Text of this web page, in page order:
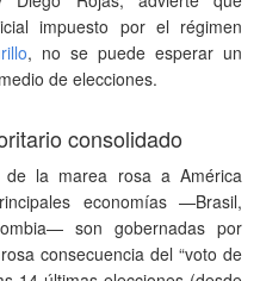
impuesto por el régimen
, no se puede esperar un
de elecciones.
consolidado
la marea rosa a América
economías —Brasil,
son gobernadas por
consecuencia del “voto de